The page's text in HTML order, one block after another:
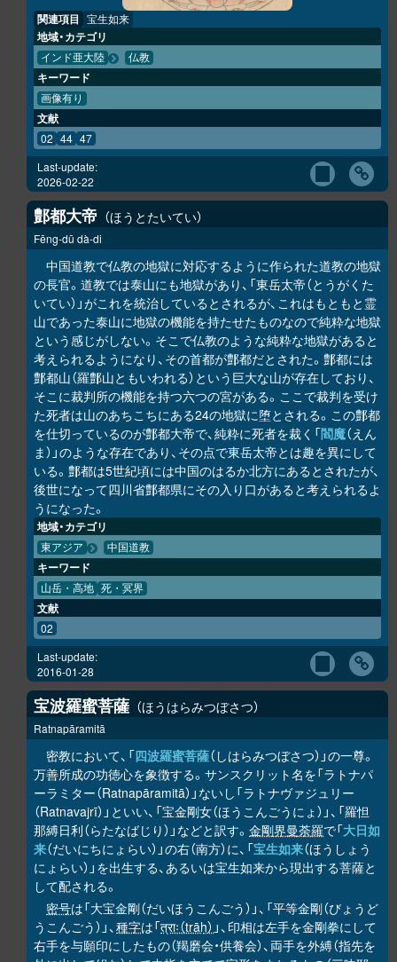
関連項目 宝生如来
地域・カテゴリ
インド亜大陸 仏教
キーワード
画像有り
文献
02 44 47
Last-update:
2026-02-22
鄷都大帝 ほうとたいてい
Fēng-dū dà-di
中国道教で仏教の地獄に対応するように作られた道教の地獄
の長官。道教では泰山にも地獄があり、「東岳太帝（とうがくた
いてい）」がこれを統治しているとされるが、これはもともと霊
山であった泰山に地獄の機能を持たせたものなので純粋な地獄
という感じがしない。そこで仏教のような純粋な地獄があると
考えられるようになり、その首都が鄷都だとされた。鄷都には
鄷都山（羅鄷山ともいわれる）という巨大な山が存在しており、
そこに裁判所の機能を持つ六つの宮がある。ここで裁判を受け
た死者は山のあちこちにある24の地獄に堕とされる。この鄷都
を仕切っているのが鄷都大帝で、純粋に死者を裁く「閻魔（えん
ま）」のような存在であり、その点で東岳太帝とは趣を異にして
いる。鄷都は5世紀頃には中国のはるか北方にあるとされたが、
後世になって四川省鄷都県にその入り口があると考えられるよ
うになった。
地域・カテゴリ
東アジア 中国道教
キーワード
山岳・高地 死・冥界
文献
02
Last-update:
2016-01-28
宝波羅蜜菩薩 ほうはらみつぼさつ
Ratnapāramitā
密教において、「四波羅蜜菩薩（しはらみつぼさつ）」の一尊。
万善所成の功徳心を象徴する。サンスクリット名を「ラトナパ
ーラミター（Ratnapāramitā）」ないし「ラトナヴァジュリー
（Ratnavajrī）」といい、「宝金剛女（ほうこんごうにょ）」、「羅怛
那縛日利（らたなばじり）」などと訳す。 金剛界曼荼羅で「大日如
来（だいにちにょらい）」の右（南方）に、「宝生如来（ほうしょう
にょらい）」を出生する、あるいは宝生如来から現出する菩薩と
して配される。
密号は「大宝金剛（だいほうこんごう）」、「平等金剛（びょうど
うこんごう）」、種字は「त्राः（trāḥ） 」、印相は左手を金剛拳にして
右手を与願印にしたもの（羯磨会・供養会）、両手を外縛（指先を